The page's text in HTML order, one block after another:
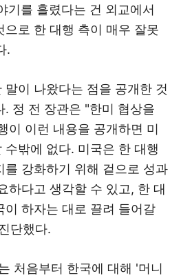
기를 흘렸다는 건 외교에서
으로 한 대행 측이 매우 잘못
.
말이 나왔다는 점을 공개한 것
. 정 전 장관은 "한미 협상을
이 이런 내용을 공개하면 미
수밖에 없다. 미국은 한 대행
를 강화하기 위해 겉으로 성과
하다고 생각할 수 있고, 한 대
이 하자는 대로 끌려 들어갈
단했다.
처음부터 한국에 대해 '머니